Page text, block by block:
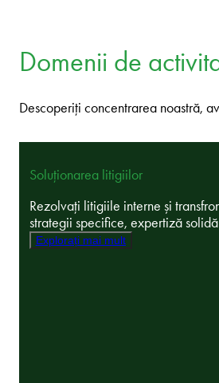
Domenii de
Descoperiți concentrarea noastră,
Soluționarea litigiilor
Rezolvați litigiile interne și
strategii specifice, expertiză
Explorați mai mult